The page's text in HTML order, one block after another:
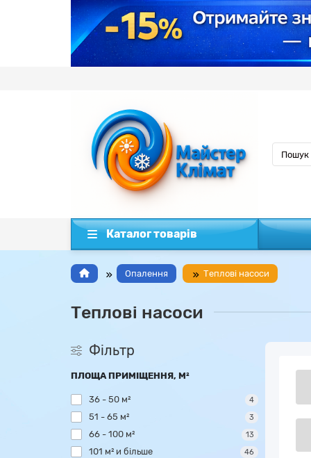
Каталог товарів
Опалення Теплові насоси
Теплові насоси
Фільтр
ПЛОЩА ПРИМІЩЕННЯ, М²
36 - 50 м² 4
51 - 65 м² 3
66 - 100 м² 13
101 м² и більше 46